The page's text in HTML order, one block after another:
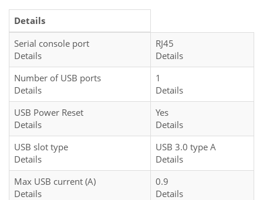
Details
Serial console port
Details
RJ45
Details
Number of USB ports
Details
1
Details
USB Power Reset
Details
Yes
Details
USB slot type
Details
USB 3.0 type A
Details
Max USB current (A)
Details
0.9
Details